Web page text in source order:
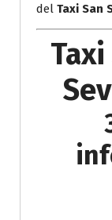
del Taxi San